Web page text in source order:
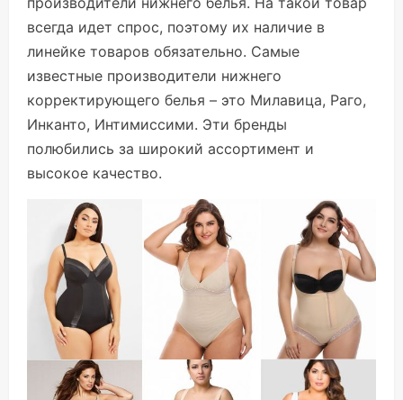
всегда идет спрос, поэтому их наличие в
линейке товаров обязательно. Самые
известные производители нижнего
корректирующего белья – это Милавица, Раго,
Инканто, Интимиссими. Эти бренды
полюбились за широкий ассортимент и
высокое качество.